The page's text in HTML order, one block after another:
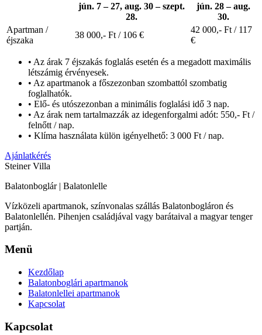
jún. 7 – 27, aug. 30 – szept.
28.
jún. 28 – aug.
30.
Apartman /
éjszaka
38 000,- Ft / 106 €
42 000,- Ft / 117
€
• Az árak 7 éjszakás foglalás esetén és a megadott maximális
létszámig érvényesek.
• Az apartmanok a főszezonban szombattól szombatig
foglalhatók.
• Elő- és utószezonban a minimális foglalási idő 3 nap.
• Az árak nem tartalmazzák az idegenforgalmi adót: 550,- Ft /
felnőtt / nap.
• Klíma használata külön igényelhető: 3 000 Ft / nap.
Ajánlatkérés
Steiner Villa
Balatonboglár | Balatonlelle
Vízközeli apartmanok, színvonalas szállás Balatonbogláron és
Balatonlellén. Pihenjen családjával vagy barátaival a magyar tenger
partján.
Menü
Kezdőlap
Balatonboglári apartmanok
Balatonlellei apartmanok
Kapcsolat
Kapcsolat